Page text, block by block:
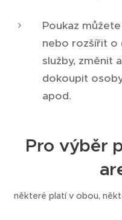
Poukaz
nebo rozšířit o
služby, změnit
dokoupit
apod.
Pro výběr
některé platí v obou,